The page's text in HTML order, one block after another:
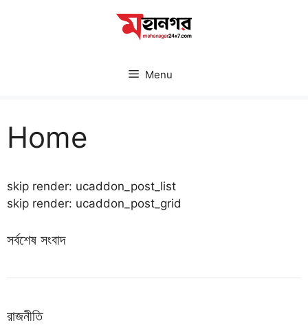
Menu
Home
skip render: ucaddon_post_list
skip render: ucaddon_post_grid
সর্বশেষ সংবাদ
রাজনীতি